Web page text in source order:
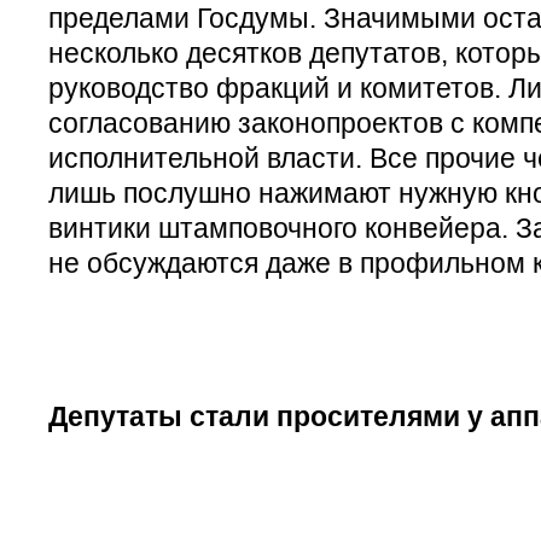
пределами Госдумы. Значимыми
несколько десятков депутатов,
руководство фракций и комитетов.
согласованию законопроектов с
исполнительной власти. Все прочие
лишь послушно нажимают нужную
винтики штамповочного конвейера.
не обсуждаются даже в профильном
Депутаты стали просителями у